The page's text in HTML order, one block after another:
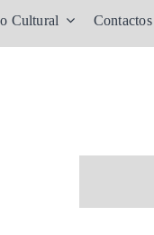
Cultural Contactos